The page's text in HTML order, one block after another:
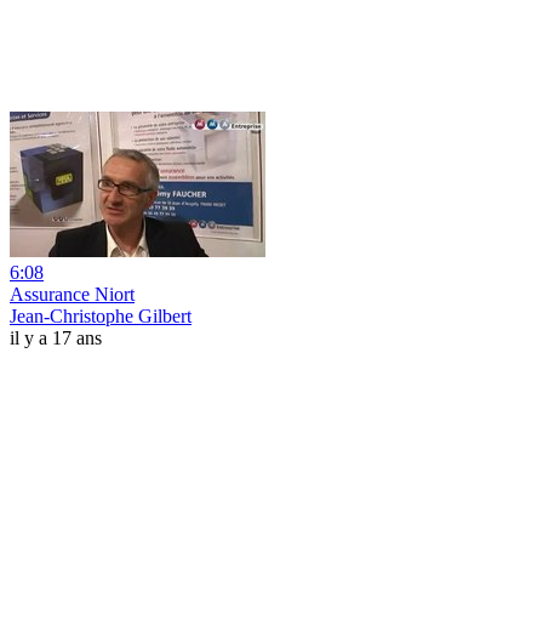
6:08
Assurance Niort
Jean-Christophe Gilbert
il y a 17 ans